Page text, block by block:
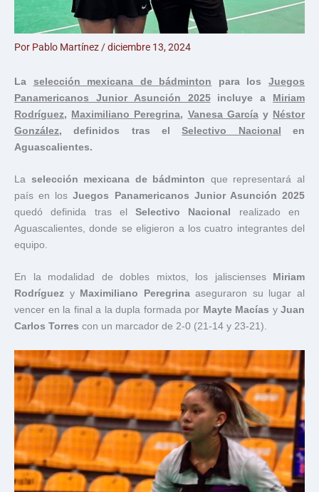
Por Pablo Martínez /diciembre 13, 2024
La selección mexicana de bádminton para losJuegos
Panamericanos Junior Asunción 2025incluye a
Miriam
Rodríguez, Maximiliano Peregrina, Vanesa Garcíay Néstor
González, definidos tras elSelectivo Nacional
en
Aguascalientes.
La selección mexicana de bádminton que representará al
país en losJuegos Panamericanos Junior Asunción 2025
quedó definida tras el Selectivo Nacional realizado en
Aguascalientes, donde se eligieron a los cuatro integrantes del
equipo.
En la modalidad de dobles mixtos, los jaliscienses
Miriam
Rodríguez y Maximiliano Peregrinaaseguraron su lugar al
vencer en la final a la dupla formada por Mayte Macías y Juan
Carlos Torres con un marcador de 2-0 (21-14 y 23-21).